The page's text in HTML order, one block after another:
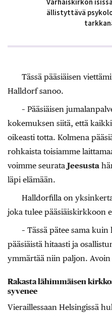
ällistyttävä
Tässä pääsiäisen
Halldorf sanoo.
– Pääsiäisen
kokemuksen siitä, että
oikeasti totta. Kolmena
rohkaista toisiamme
voimme seurata Jeesusta
läpi elämään.
Halldorfilla on
joka tulee pääsiäiskirkkoon
– Tässä pätee sama
pääsiäistä hitaasti ja
ymmärtää niin paljon.
Rakasta lähimmäisen
syvenee
Vieraillessaan Helsingissä